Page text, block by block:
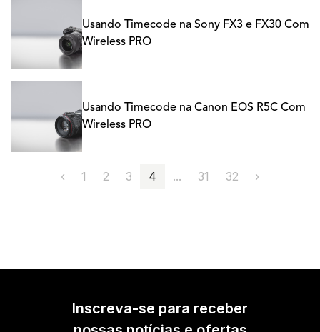
Usando Timecode na Sony FX3 e FX30 Com
Wireless PRO
Usando Timecode na Canon EOS R5C Com
Wireless PRO
‹ 1 2 3 4 ... 31 32 ›
Inscreva-se para receber